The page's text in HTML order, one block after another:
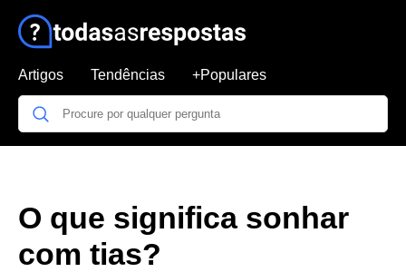
Artigos Tendências +Populares
O que significa sonhar
com tias?